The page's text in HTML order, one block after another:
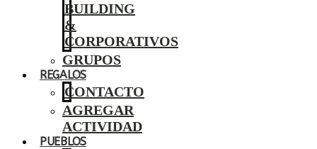
BUILDING
&
CORPORATIVOS
GRUPOS
REGALOS
CONTACTO
AGREGAR
ACTIVIDAD
PUEBLOS